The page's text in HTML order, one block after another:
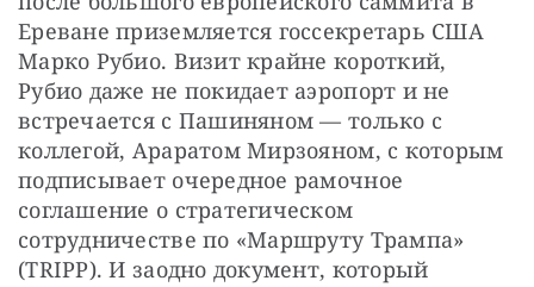
Ереване приземляется госсекретарь США
Марко Рубио. Визит крайне короткий,
Рубио даже не покидает аэропорт и не
встречается с Пашиняном — только с
коллегой, Араратом Мирзояном, с которым
подписывает очередное рамочное
соглашение о стратегическом
сотрудничестве по «Маршруту Трампа»
(TRIPP). И заодно документ, который